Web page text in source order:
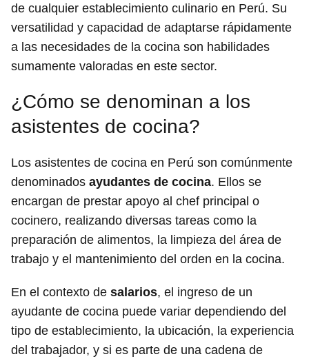
de cualquier establecimiento culinario en Perú. Su
versatilidad y capacidad de adaptarse rápidamente
a las necesidades de la cocina son habilidades
sumamente valoradas en este sector.
¿Cómo se denominan a los
asistentes de cocina?
Los asistentes de cocina en Perú son comúnmente
denominados ayudantes de cocina. Ellos se
encargan de prestar apoyo al chef principal o
cocinero, realizando diversas tareas como la
preparación de alimentos, la limpieza del área de
trabajo y el mantenimiento del orden en la cocina.
En el contexto de salarios, el ingreso de un
ayudante de cocina puede variar dependiendo del
tipo de establecimiento, la ubicación, la experiencia
del trabajador, y si es parte de una cadena de